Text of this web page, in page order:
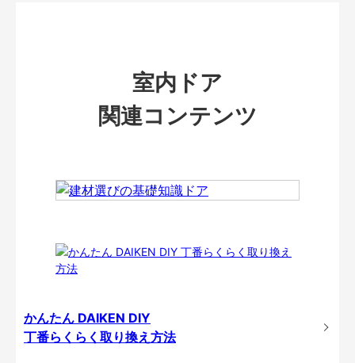
室内ドア
関連コンテンツ
かんたん DAIKEN DIY
丁番らくらく取り換え方法